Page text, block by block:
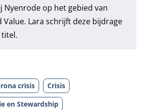
Nyenrode op het gebied van
Value. Lara schrijft deze bijdrage
crisis
Crisis
en Stewardship